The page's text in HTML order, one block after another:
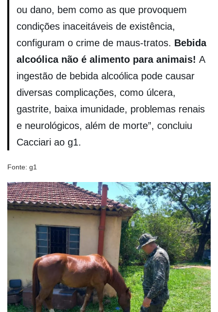
ou dano, bem como as que provoquem
condições inaceitáveis de existência,
configuram o crime de maus-tratos. Bebida
alcoólica não é alimento para animais! A
ingestão de bebida alcoólica pode causar
diversas complicações, como úlcera,
gastrite, baixa imunidade, problemas renais
e neurológicos, além de morte”, concluiu
Cacciari ao g1.
Fonte: g1